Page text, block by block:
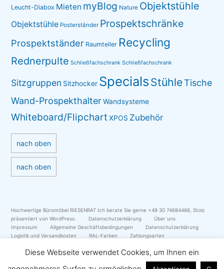
Leucht-Diabox Mieten myBlog Nature Objektstühle
Objektstühle Posterständer Prospektschränke
Prospektständer Raumteiler Recycling
Rednerpulte Schließfachschrank Schließfachschrank
Sitzgruppen Sitzhocker SpecialsStühleTische
Wand-ProspekthalterWandsysteme
Whiteboard/Flipchart XPOS Zubehör
nach oben
nach oben
Hochwertige Büromöbel RIESENRAT Ich berate Sie gerne +49 30 74684466 Stolz
präsentiert von WordPress.
Datenschutzerklärung
Über uns
Impressum
Allgemeine Geschäftsbedingungen
Datenschutzerklärung
Logistik und Versandkosten
RAL-Farben
Zahlungsarten
Diese Webseite verwendet Cookies, um Ihnen ein